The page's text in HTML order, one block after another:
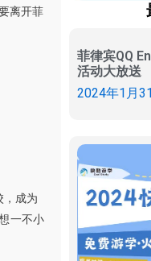
离开菲
，成为
一不小
菲律宾QQ
活动大放送
2024年1月